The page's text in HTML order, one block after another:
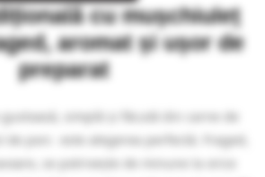
cu mușchiuleț
aromat și ușor de
preparat
gustoasă, simplă și făcută din carne de
de porc este alegerea perfectă. Fraged,
se potrivește de minune la orice